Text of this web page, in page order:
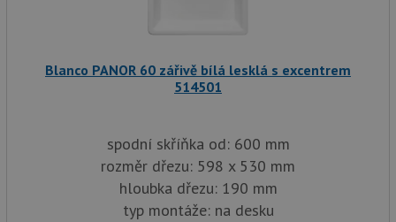
Blanco PANOR 60 zářivě bílá lesklá s excentrem
514501
spodní skříňka od: 600 mm
rozměr dřezu: 598 x 530 mm
hloubka dřezu: 190 mm
typ montáže: na desku